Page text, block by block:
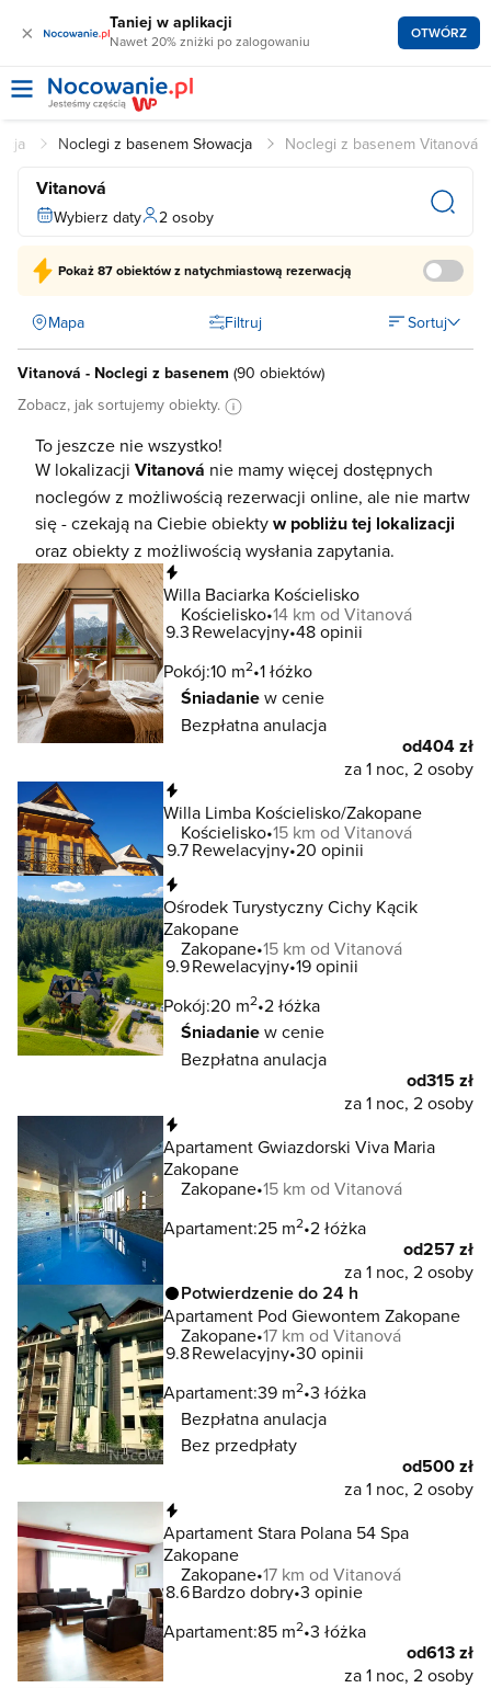
× Taniej w aplikacji
Nawet 20% zniżki po zalogowaniu OTWÓRZ
Noclegi z basenem Słowacja Noclegi z basenem Vitanová
Vitanová
Wybierz daty 2 osoby
Pokaż87 obiektówz natychmiastową rezerwacją
Mapa Filtruj Sortuj
Vitanová - Noclegi z basenem (90 obiektów)
Zobacz, jak sortujemy obiekty.
To jeszcze nie wszystko!
W lokalizacji Vitanová nie mamy więcej dostępnych
noclegów z możliwością rezerwacji online, ale nie martw
się - czekają na Ciebie obiektyw pobliżu tej lokalizacji
oraz obiekty z możliwością wysłania zapytania.
Willa Baciarka Kościelisko
Kościelisko 14 km od Vitanová
9.3Rewelacyjny 48 opinii
Pokój:10 m2 1 łóżko
Śniadaniew cenie
Bezpłatna anulacja
od404 zł
za 1 noc, 2 osoby
Willa Limba Kościelisko/Zakopane
Kościelisko 15 km od Vitanová
9.7Rewelacyjny 20 opinii
Ośrodek Turystyczny Cichy Kącik
Zakopane
Zakopane 15 km od Vitanová
9.9Rewelacyjny 19 opinii
Pokój:20 m2 2 łóżka
Śniadaniew cenie
Bezpłatna anulacja
od315 zł
za 1 noc, 2 osoby
Apartament Gwiazdorski Viva Maria
Zakopane
Zakopane 15 km od Vitanová
Apartament:25 m2 2 łóżka
od257 zł
za 1 noc, 2 osoby
Potwierdzenie do 24 h
Apartament Pod Giewontem Zakopane
Zakopane 17 km od Vitanová
9.8Rewelacyjny 30 opinii
Apartament:39 m2 3 łóżka
Bezpłatna anulacja
Bez przedpłaty
od500 zł
za 1 noc, 2 osoby
Apartament Stara Polana 54 Spa
Zakopane
Zakopane 17 km od Vitanová
8.6Bardzo dobry 3 opinie
Apartament:85 m2 3 łóżka
od613 zł
za 1 noc, 2 osoby